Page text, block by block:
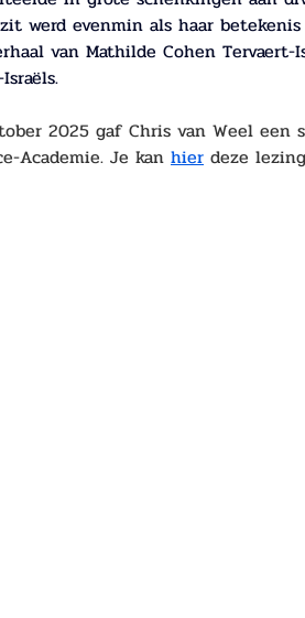
werd evenmin als haar
van Mathilde Cohen
2025 gaf Chris van Weel een
Academie. Je kan hier deze